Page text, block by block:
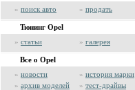
» поиск авто » продать
Тюнинг Opel
» статьи » галерея
Все о Opel
» новости » история марки
» архив моделей » тест-драйвы